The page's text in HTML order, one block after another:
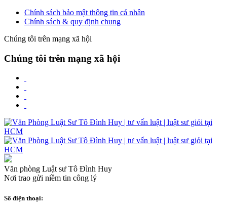
Chính sách bảo mật thông tin cá nhân
Chính sách & quy định chung
Chúng tôi trên mạng xã hội
Chúng tôi trên mạng xã hội
Văn phòng Luật sư Tô Đình Huy
Nơi trao gửi niềm tin công lý
Số điện thoại: